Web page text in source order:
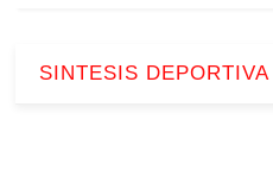
SINTESIS DEPORTIVA